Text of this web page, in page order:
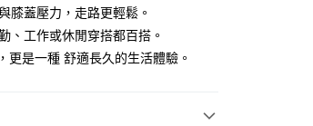
後才付款」的支付方式。 讓您購物簡單
綁卡、不需儲值。
認證，即可結帳。
後付」後，將跳轉至「AFTEE先享後
上)免運費
膝蓋壓力，走路更輕鬆。
、工作或休閒穿搭都百搭。
更是一種 舒適長久的生活體驗。